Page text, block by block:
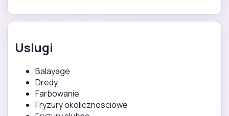
Uslugi
Balayage
Dredy
Farbowanie
Fryzury okolicznosciowe